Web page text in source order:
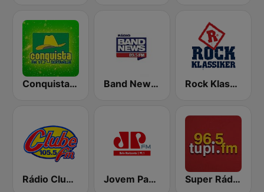
Conquista FM Band News FM - 89.5 Belo Horizonte Rock Klassiker
Rádio Clube FM - Brasília 105.5 Jovem Pan FM Belo Horizonte Super Rádio Tupi